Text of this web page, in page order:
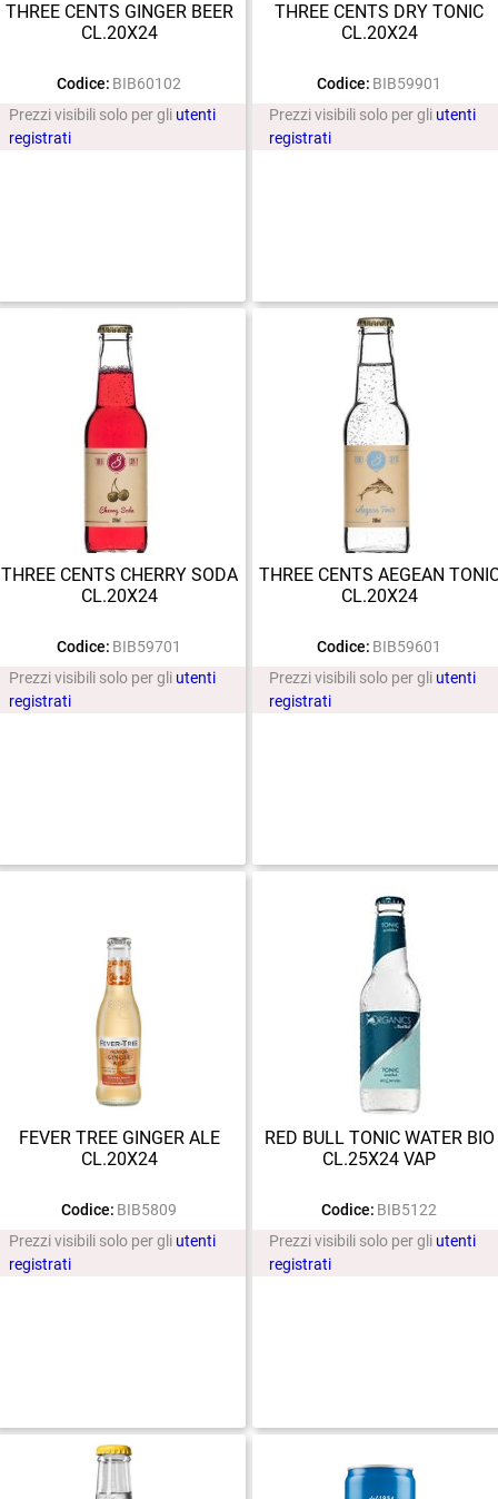
THREE CENTS GINGER BEER
CL.20X24
Codice: BIB60102
Prezzi visibili solo per gli utenti
registrati
THREE CENTS DRY TONIC
CL.20X24
Codice: BIB59901
Prezzi visibili solo per gli utenti
registrati
THREE CENTS CHERRY SODA
CL.20X24
Codice: BIB59701
Prezzi visibili solo per gli utenti
registrati
THREE CENTS AEGEAN
CL.20X24
Codice: BIB59601
Prezzi visibili solo per gli utenti
registrati
FEVER TREE GINGER ALE
CL.20X24
Codice: BIB5809
Prezzi visibili solo per gli utenti
registrati
RED BULL TONIC WATER BIO
CL.25X24 VAP
Codice: BIB5122
Prezzi visibili solo per gli utenti
registrati